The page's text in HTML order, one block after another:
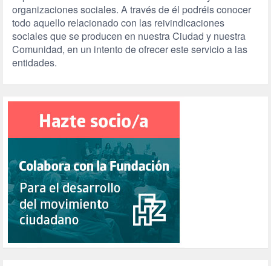
organizaciones sociales. A través de él podréis conocer
todo aquello relacionado con las reivindicaciones
sociales que se producen en nuestra Ciudad y nuestra
Comunidad, en un intento de ofrecer este servicio a las
entidades.